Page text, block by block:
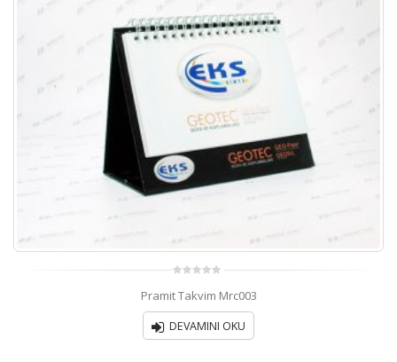
out
5
Pramit Takvim 509
DEVAMINI OKU